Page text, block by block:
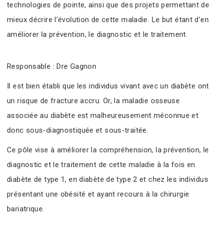
technologies de pointe, ainsi que des projets permettant de
mieux décrire l’évolution de cette maladie. Le but étant d’en
améliorer la prévention, le diagnostic et le traitement.
Responsable : Dre Gagnon
Il est bien établi que les individus vivant avec un diabète ont
un risque de fracture accru. Or, la maladie osseuse
associée au diabète est malheureusement méconnue et
donc sous-diagnostiquée et sous-traitée.
Ce pôle vise à améliorer la compréhension, la prévention, le
diagnostic et le traitement de cette maladie à la fois en
diabète de type 1, en diabète de type 2 et chez les individus
présentant une obésité et ayant recours à la chirurgie
bariatrique.